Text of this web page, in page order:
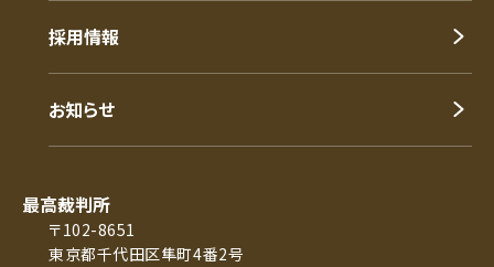
採用情報
お知らせ
最高裁判所
〒102-8651
東京都千代田区隼町4番2号